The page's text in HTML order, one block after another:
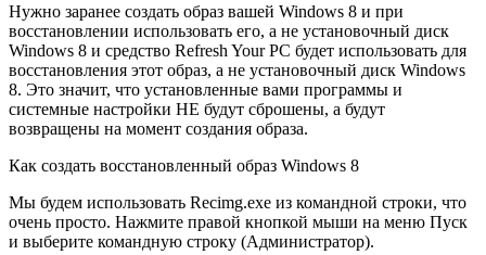
Нужно заранее создать образ вашей Windows 8 и при
восстановлении использовать его, а не установочный диск
Windows 8 и средство Refresh Your PC будет использовать для
восстановления этот образ, а не установочный диск Windows
8. Это значит, что установленные вами программы и
системные настройки НЕ будут сброшены, а будут
возвращены на момент создания образа.
Как создать восстановленный образ Windows 8
Мы будем использовать Recimg.exe из командной строки, что
очень просто. Нажмите правой кнопкой мыши на меню Пуск
и выберите командную строку (Администратор).